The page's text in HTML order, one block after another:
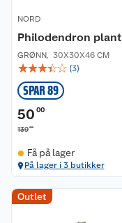
NORD
Philodendron
GRØNN, 30X30X46 CM
☆☆☆☆☆ (3)
SPAR 89
50 00
13900
Få på lager
På lager i 3 butikker
Outlet